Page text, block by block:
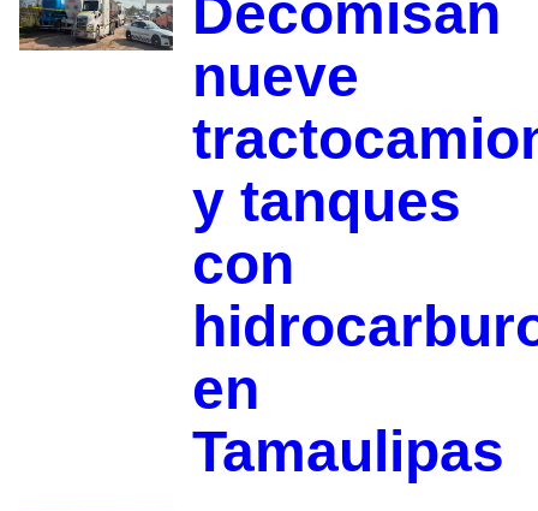
Decomisan
nueve
y tanques
con
en
Tamaulipas